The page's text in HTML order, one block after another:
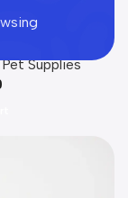
対応】
Pet Supplies